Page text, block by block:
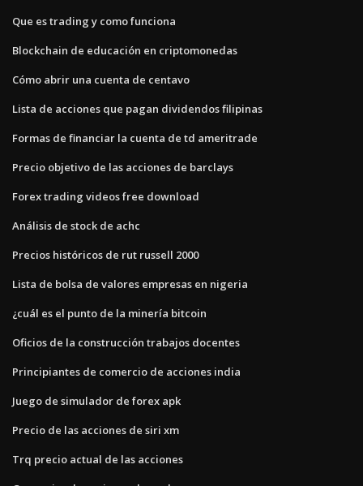
Que es trading y como funciona
Blockchain de educación en criptomonedas
Cómo abrir una cuenta de centavo
Lista de acciones que pagan dividendos filipinas
Formas de financiar la cuenta de td ameritrade
Precio objetivo de las acciones de barclays
Forex trading videos free download
Análisis de stock de achc
Precios históricos de rut russell 2000
Lista de bolsa de valores empresas en nigeria
¿cuál es el punto de la minería bitcoin
Oficios de la construcción trabajos docentes
Principiantes de comercio de acciones india
Juego de simulador de forex apk
Precio de las acciones de siri xm
Trq precio actual de las acciones